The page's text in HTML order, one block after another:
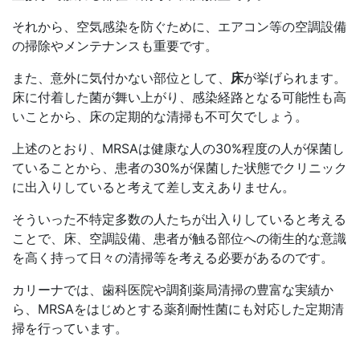
それから、空気感染を防ぐために、エアコン等の空調設備
の掃除やメンテナンスも重要です。
また、意外に気付かない部位として、 床が挙げられます。
床に付着した菌が舞い上がり、感染経路となる可能性も高
いことから、床の定期的な清掃も不可欠でしょう。
上述のとおり、MRSAは健康な人の30%程度の人が保菌し
ていることから、患者の30%が保菌した状態でクリニック
に出入りしていると考えて差し支えありません。
そういった不特定多数の人たちが出入りしていると考える
ことで、床、空調設備、患者が触る部位への衛生的な意識
を高く持って日々の清掃等を考える必要があるのです。
カリーナでは、歯科医院や調剤薬局清掃の豊富な実績か
ら、MRSAをはじめとする薬剤耐性菌にも対応した定期清
掃を行っています。